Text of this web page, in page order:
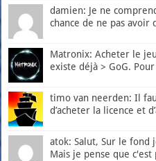
damien: Je ne
chance de ne pas avoir
Matronix: Acheter le
existe déjà > GoG.
timo van neerden: Il
d’acheter la licence et
atok: Salut, Sur le fond
Mais je pense que c'est